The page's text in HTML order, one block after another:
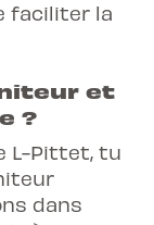
faciliter la
et
?
L-Pittet, tu
dans